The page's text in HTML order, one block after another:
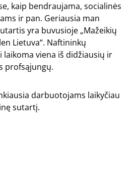
kaip bendraujama, socialinės
ir pan. Geriausia man
yra buvusioje „Mažeikių
Lietuva“. Naftininkų
viena iš didžiausių ir
profsąjungų.
darbuotojams laikyčiau
sutartį.